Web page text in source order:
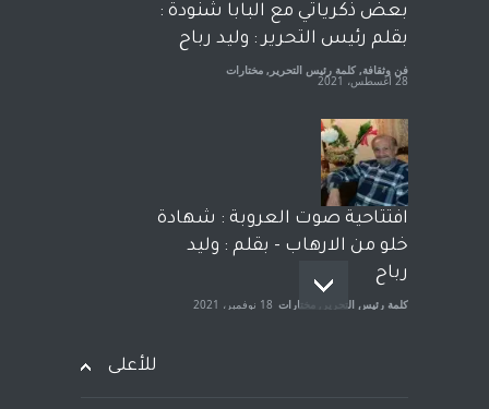
آراء حرة 18 فبراير، 2023
بعض ذكرياتي مع البابا شنودة :
بقلم رئيس التحرير : وليد رباح
فن وثقافة, كلمة رئيس التحرير , مختارات
28 أغسطس، 2021
افتتاحية صوت العروبة : شهادة
خلو من الارهاب - بقلم : وليد
رباح
كلمة رئيس التحرير مختارات 18 نوفمبر، 2021
للأعلى